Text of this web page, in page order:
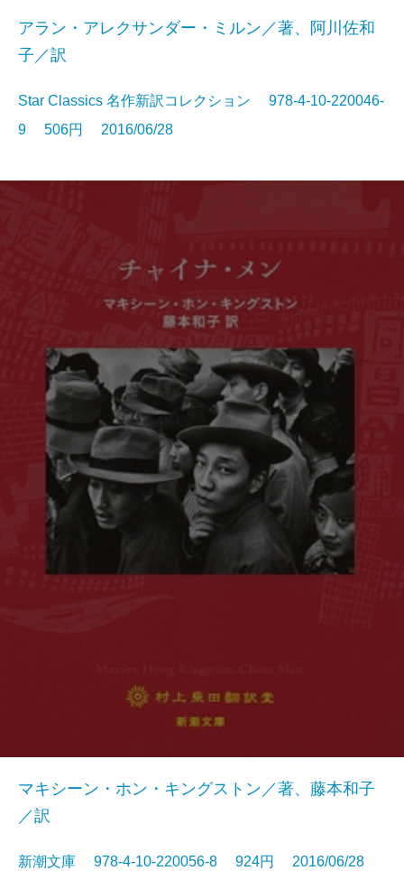
アラン・アレクサンダー・ミルン／著、阿川佐和
子／訳
Star Classics 名作新訳コレクション 978-4-10-220046-
9 506円 2016/06/28
マキシーン・ホン・キングストン／著、藤本和子
／訳
新潮文庫 978-4-10-220056-8 924円 2016/06/28